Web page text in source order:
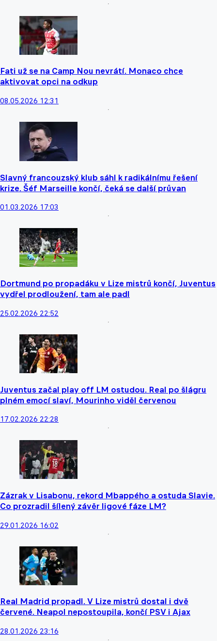
Fati už se na Camp Nou nevrátí. Monaco chce
aktivovat opci na odkup
08.05.2026 12:31
Slavný francouzský klub sáhl k radikálnímu řešení
krize. Šéf Marseille končí, čeká se další průvan
01.03.2026 17:03
Dortmund po propadáku v Lize mistrů končí, Juventus
vydřel prodloužení, tam ale padl
25.02.2026 22:52
Juventus začal play off LM ostudou. Real po šlágru
plném emocí slaví, Mourinho viděl červenou
17.02.2026 22:28
Zázrak v Lisabonu, rekord Mbappého a ostuda Slavie.
Co prozradil šílený závěr ligové fáze LM?
29.01.2026 16:02
Real Madrid propadl. V Lize mistrů dostal i dvě
červené. Neapol nepostoupila, končí PSV i Ajax
28.01.2026 23:16